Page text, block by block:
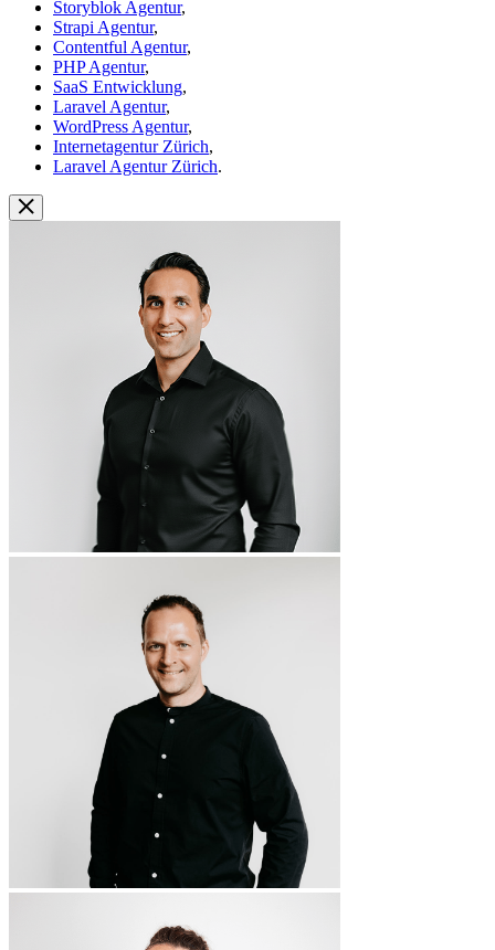
Storyblok Agentur,
Strapi Agentur,
Contentful Agentur,
PHP Agentur,
SaaS Entwicklung,
Laravel Agentur,
WordPress Agentur,
Internetagentur Zürich,
Laravel Agentur Zürich.